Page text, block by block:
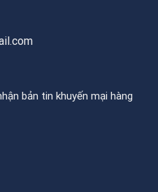
bản tin khuyến mại hàng